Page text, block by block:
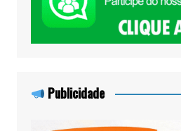
Publicidade